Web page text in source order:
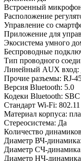
Встроенный
Расположение
Управление со
Приложение для
Экосистема умного
Беспроводные
Тип проводного
Линейный AUX вход:
Прочие разъемы: RJ-
Версия Bluetooth: 5.0
Кодеки Bluetooth: SBC
Стандарт Wi-Fi:
Материал корпуса:
Стереосистема: Да
Количество
Диаметр ВЧ-
Диаметр СЧ-
Диаметр НЧ-